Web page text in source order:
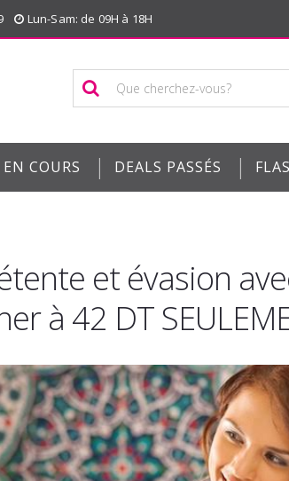
Lun-Sam: de 09H à 18H
COURS | DEALS PASSÉS |
et évasion
à 42 DT